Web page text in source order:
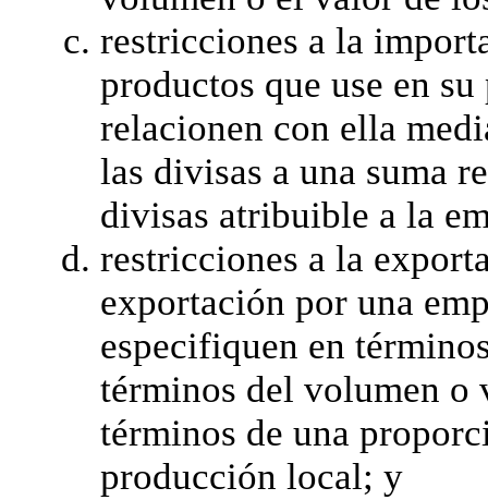
restricciones a la
productos que use en
relacionen con ella
las divisas a una suma
divisas atribuible a la
restricciones a la
exportación por una
especifiquen en
términos del volumen o
términos de una
producción local; y